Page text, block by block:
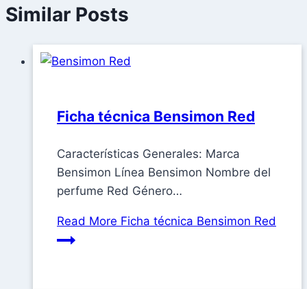
Similar Posts
Ficha técnica Bensimon Red
Características Generales: Marca
Bensimon Línea Bensimon Nombre del
perfume Red Género…
Read More Ficha técnica Bensimon Red